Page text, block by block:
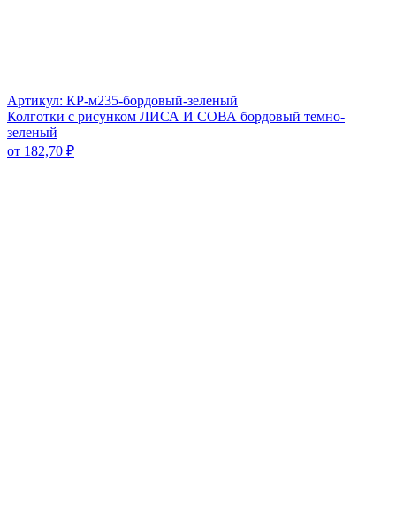
Артикул: КР-м235-бордовый-зеленый
Колготки с рисунком ЛИСА И СОВА бордовый темно-
зеленый
от 182,70 ₽